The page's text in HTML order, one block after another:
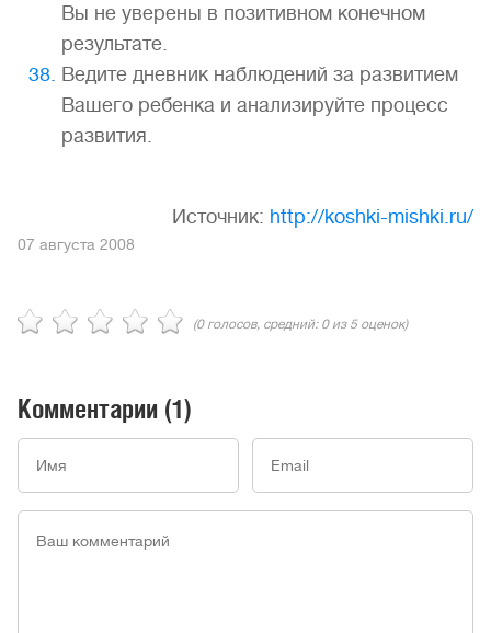
Вы не уверены в позитивном конечном
результате.
Ведите дневник наблюдений за развитием
Вашего ребенка и анализируйте процесс
развития.
Источник: http://koshki-mishki.ru/
07 августа 2008
(0голосов, средний: 0из 5 оценок)
Комментарии (1)